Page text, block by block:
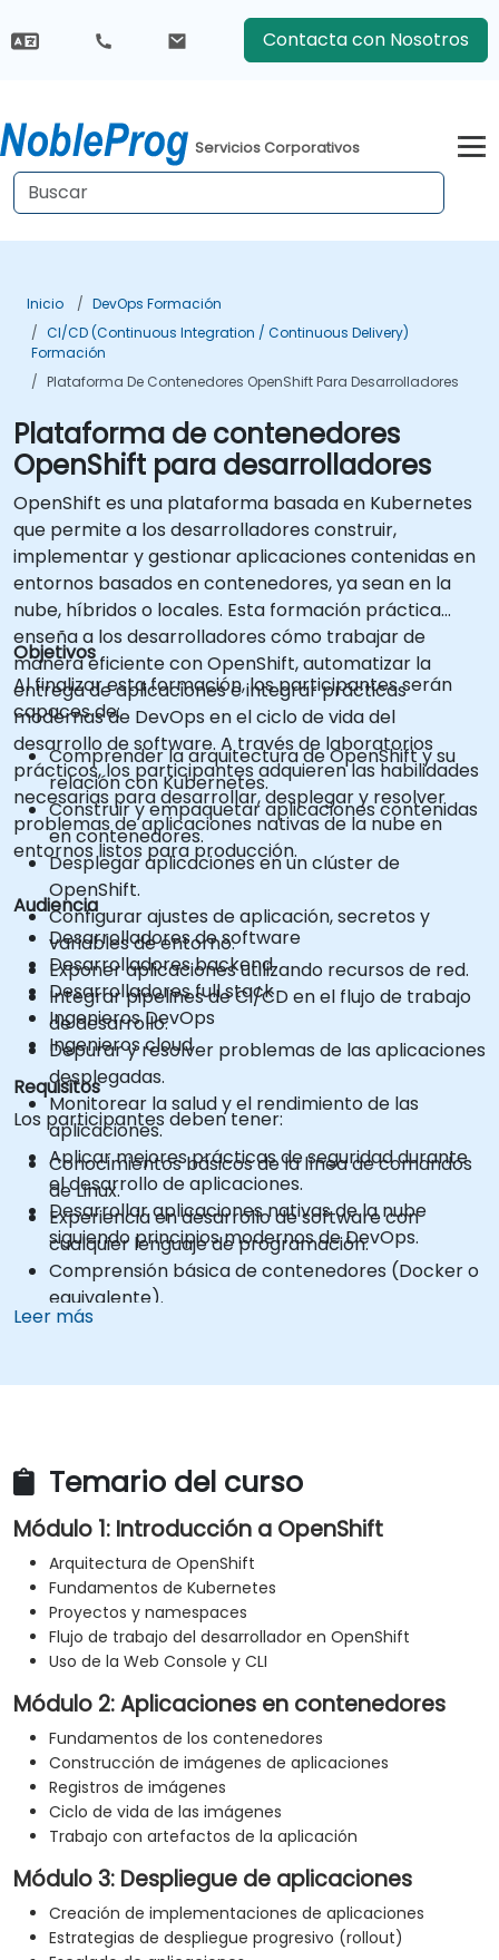
Contacta con Nosotros
Servicios Corporativos
Inicio
DevOps Formación
CI/CD (Continuous Integration / Continuous Delivery)
Formación
Plataforma De Contenedores OpenShift Para Desarrolladores
Plataforma de contenedores
OpenShift para desarrolladores
OpenShift es una plataforma basada en Kubernetes
que permite a los desarrolladores construir,
implementar y gestionar aplicaciones contenidas en
entornos basados en contenedores, ya sean en la
nube, híbridos o locales. Esta formación práctica
enseña a los desarrolladores cómo trabajar de
manera eficiente con OpenShift, automatizar la
entrega de aplicaciones e integrar prácticas
modernas de DevOps en el ciclo de vida del
desarrollo de software. A través de laboratorios
prácticos, los participantes adquieren las habilidades
necesarias para desarrollar, desplegar y resolver
problemas de aplicaciones nativas de la nube en
entornos listos para producción.
Objetivos
Al finalizar esta formación, los participantes serán
capaces de:
Comprender la arquitectura de OpenShift y su
relación con Kubernetes.
Construir y empaquetar aplicaciones contenidas
en contenedores.
Desplegar aplicaciones en un clúster de
OpenShift.
Configurar ajustes de aplicación, secretos y
variables de entorno.
Exponer aplicaciones utilizando recursos de red.
Integrar pipelines de CI/CD en el flujo de trabajo
de desarrollo.
Depurar y resolver problemas de las aplicaciones
desplegadas.
Monitorear la salud y el rendimiento de las
aplicaciones.
Aplicar mejores prácticas de seguridad durante
el desarrollo de aplicaciones.
Desarrollar aplicaciones nativas de la nube
siguiendo principios modernos de DevOps.
Audiencia
Desarrolladores de software
Desarrolladores backend
Desarrolladores full stack
Ingenieros DevOps
Ingenieros cloud
Requisitos
Los participantes deben tener:
Conocimientos básicos de la línea de comandos
de Linux.
Experiencia en desarrollo de software con
cualquier lenguaje de programación.
Comprensión básica de contenedores (Docker o
equivalente).
Familiaridad con Git y conceptos de control de
Leer más
Temario del curso
Módulo 1: Introducción a OpenShift
Arquitectura de OpenShift
Fundamentos de Kubernetes
Proyectos y namespaces
Flujo de trabajo del desarrollador en OpenShift
Uso de la Web Console y CLI
Módulo 2: Aplicaciones en contenedores
Fundamentos de los contenedores
Construcción de imágenes de aplicaciones
Registros de imágenes
Ciclo de vida de las imágenes
Trabajo con artefactos de la aplicación
Módulo 3: Despliegue de aplicaciones
Creación de implementaciones de aplicaciones
Estrategias de despliegue progresivo (rollout)